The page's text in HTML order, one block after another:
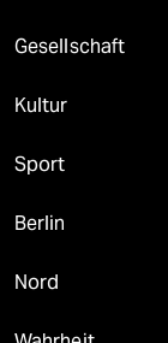
Gesellschaft
Kultur
Sport
Berlin
Nord